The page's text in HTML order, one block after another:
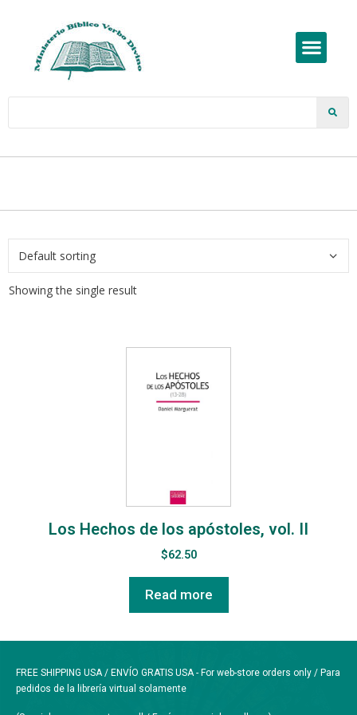
Showing the single result
Los Hechos de los apóstoles, vol. II
$62.50
Read more
FREE SHIPPING USA / ENVÍO GRATIS USA - For web-store orders only / Para
pedidos de la librería virtual solamente